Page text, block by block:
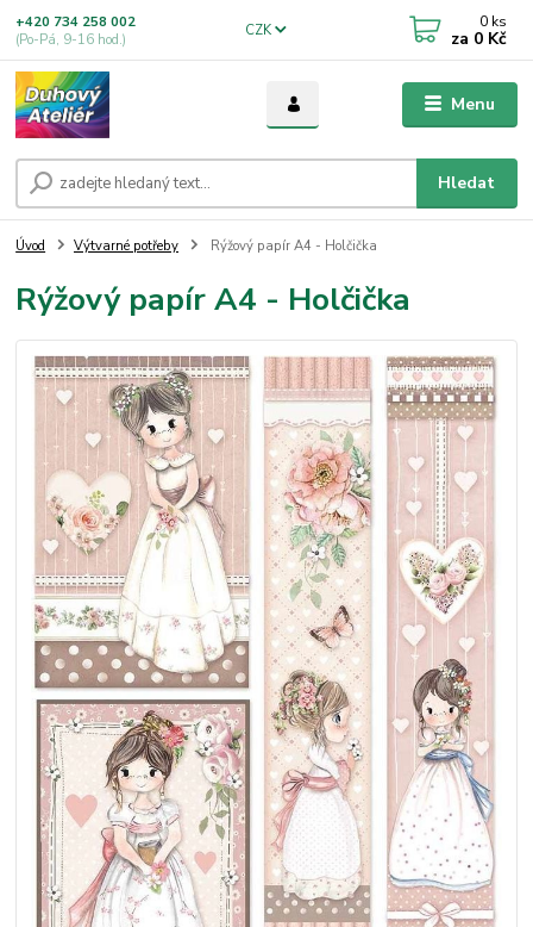
Menu
CZK
Hledat
+420 734 258 002
(Po-Pá, 9-16 hod.)
0 ks
za 0 Kč
Úvod Výtvarné potřeby Rýžový papír A4 - Holčička
Rýžový papír A4 - Holčička